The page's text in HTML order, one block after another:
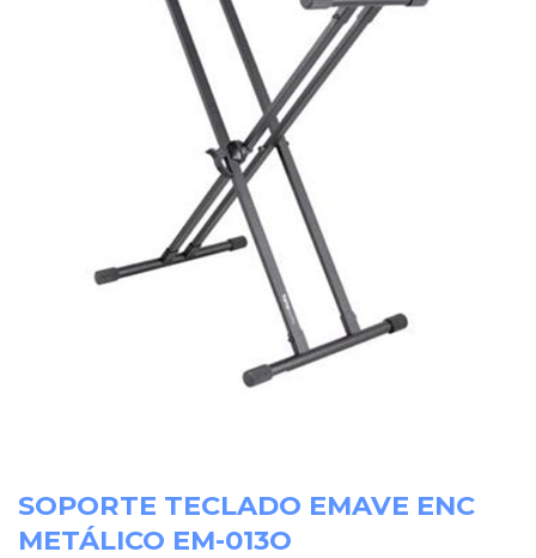
SOPORTE TECLADO EMAVE ENC
METÁLICO EM-013O